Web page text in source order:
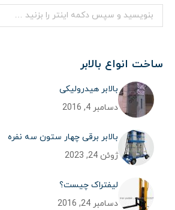
جستجو:
ساخت انواع بالابر
بالابر هیدرولیکی
دسامبر 4, 2016
بالابر برقی چهار ستون سه نفره
ژوئن 24, 2023
لیفتراک چیست؟
دسامبر 24, 2016